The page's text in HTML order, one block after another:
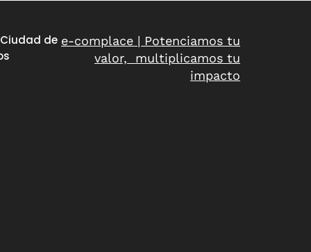
de e-complace | Potenciamos tu
valor, multiplicamos tu
impacto